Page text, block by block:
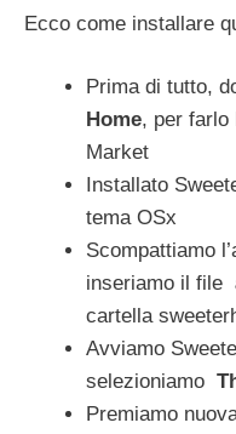
Ecco come installare
Prima di tutto,
Home, per farlo
Market
Installato
tema OSx
Scompattiamo
inseriamo il file
cartella
Avviamo
selezioniamo
Premiamo